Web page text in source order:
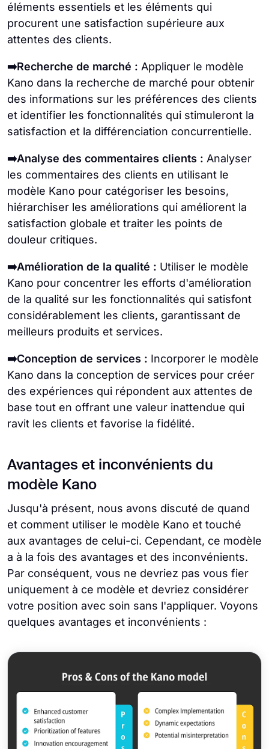
éléments essentiels et les éléments qui
procurent une satisfaction supérieure aux
attentes des clients.
➡️Recherche de marché : Appliquer le modèle
Kano dans la recherche de marché pour obtenir
des informations sur les préférences des clients
et identifier les fonctionnalités qui stimuleront la
satisfaction et la différenciation concurrentielle.
➡️Analyse des commentaires clients : Analyser
les commentaires des clients en utilisant le
modèle Kano pour catégoriser les besoins,
hiérarchiser les améliorations qui améliorent la
satisfaction globale et traiter les points de
douleur critiques.
➡️Amélioration de la qualité : Utiliser le modèle
Kano pour concentrer les efforts d'amélioration
de la qualité sur les fonctionnalités qui satisfont
considérablement les clients, garantissant de
meilleurs produits et services.
➡️Conception de services : Incorporer le modèle
Kano dans la conception de services pour créer
des expériences qui répondent aux attentes de
base tout en offrant une valeur inattendue qui
ravit les clients et favorise la fidélité.
Avantages et inconvénients du
modèle Kano
Jusqu'à présent, nous avons discuté de quand
et comment utiliser le modèle Kano et touché
aux avantages de celui-ci. Cependant, ce modèle
a à la fois des avantages et des inconvénients.
Par conséquent, vous ne devriez pas vous fier
uniquement à ce modèle et devriez considérer
votre position avec soin sans l'appliquer. Voyons
quelques avantages et inconvénients :